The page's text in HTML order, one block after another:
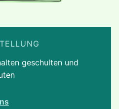
geschulten und